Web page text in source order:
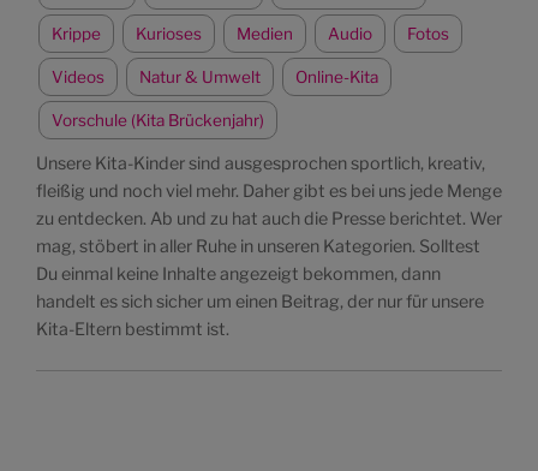
Krippe Kurioses Medien Audio Fotos
Videos Natur & Umwelt Online-Kita
Vorschule (Kita Brückenjahr)
Unsere Kita-Kinder sind ausgesprochen sportlich, kreativ,
fleißig und noch viel mehr. Daher gibt es bei uns jede Menge
zu entdecken. Ab und zu hat auch die Presse berichtet. Wer
mag, stöbert in aller Ruhe in unseren Kategorien. Solltest
Du einmal keine Inhalte angezeigt bekommen, dann
handelt es sich sicher um einen Beitrag, der nur für unsere
Kita-Eltern bestimmt ist.